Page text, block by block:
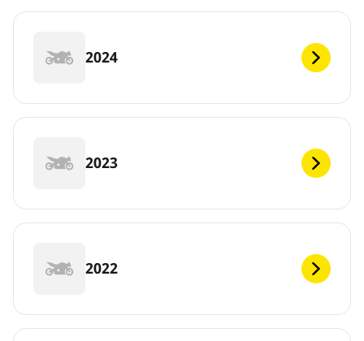
2024
2023
2022